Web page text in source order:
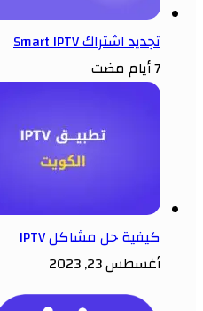
تجديد اشتراك Smart IPTV
7 أيام مضت
كيفية حل مشاكل IPTV
أغسطس 23, 2023